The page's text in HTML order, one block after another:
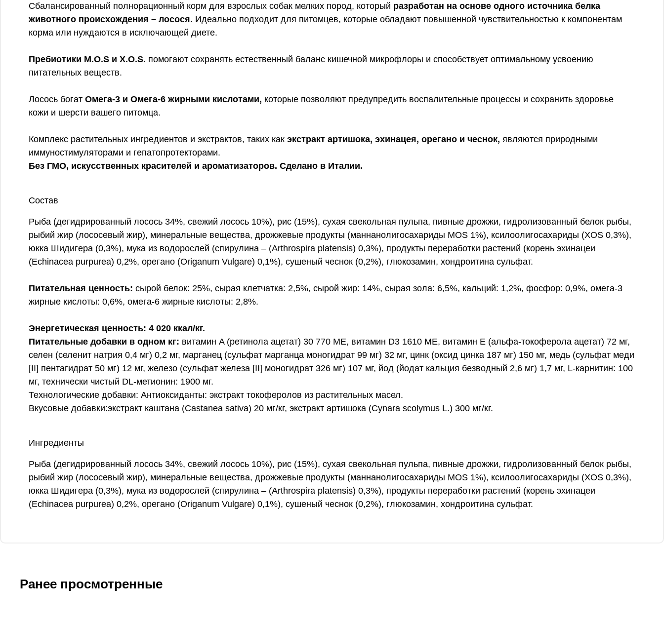
Сбалансированный полнорационный корм для взрослых собак мелких пород, который разработан на основе одного источника белка
животного происхождения – лосося. Идеально подходит для питомцев, которые обладают повышенной чувствительностью к компонентам
корма или нуждаются в исключающей диете.
Пребиотики М.О.S и X.O.S. помогают сохранять естественный баланс кишечной микрофлоры и способствует оптимальному усвоению
питательных веществ.
Лосось богат Омега-3 и Омега-6 жирными кислотами, которые позволяют предупредить воспалительные процессы и сохранить здоровье
кожи и шерсти вашего питомца.
Комплекс растительных ингредиентов и экстрактов, таких как экстракт артишока, эхинацея, орегано и чеснок, являются природными
иммуностимуляторами и гепатопротекторами.
Без ГМО, искусственных красителей и ароматизаторов. Сделано в Италии.
Состав
Рыба (дегидрированный лосось 34%, свежий лосось 10%), рис (15%), сухая свекольная пульпа, пивные дрожжи, гидролизованный белок рыбы,
рыбий жир (лососевый жир), минеральные вещества, дрожжевые продукты (маннанолигосахариды МОS 1%), ксилоолигосахариды (XOS 0,3%),
юкка Шидигера (0,3%), мука из водорослей (спирулина – (Arthrospira platensis) 0,3%), продукты переработки растений (корень эхинацеи
(Echinacea purpurea) 0,2%, орегано (Origanum Vulgare) 0,1%), сушеный чеснок (0,2%), глюкозамин, хондроитина сульфат.
Питательная ценность: сырой белок: 25%, сырая клетчатка: 2,5%, сырой жир: 14%, сырая зола: 6,5%, кальций: 1,2%, фосфор: 0,9%, омега-3
жирные кислоты: 0,6%, омега-6 жирные кислоты: 2,8%.
Энергетическая ценность: 4 020 ккал/кг.
Питательные добавки в одном кг: витамин A (ретинола ацетат) 30 770 МЕ, витамин D3 1610 МЕ, витамин Е (альфа-токоферола ацетат) 72 мг,
селен (селенит натрия 0,4 мг) 0,2 мг, марганец (сульфат марганца моногидрат 99 мг) 32 мг, цинк (оксид цинка 187 мг) 150 мг, медь (сульфат меди
[II] пентагидрат 50 мг) 12 мг, железо (сульфат железа [II] моногидрат 326 мг) 107 мг, йод (йодат кальция безводный 2,6 мг) 1,7 мг, L-карнитин: 100
мг, технически чистый DL-метионин: 1900 мг.
Технологические добавки: Антиоксиданты: экстракт токоферолов из растительных масел.
Вкусовые добавки:экстракт каштана (Castanea sativa) 20 мг/кг, экстракт артишока (Cynara scolymus L.) 300 мг/кг.
Ингредиенты
Рыба (дегидрированный лосось 34%, свежий лосось 10%), рис (15%), сухая свекольная пульпа, пивные дрожжи, гидролизованный белок рыбы,
рыбий жир (лососевый жир), минеральные вещества, дрожжевые продукты (маннанолигосахариды МОS 1%), ксилоолигосахариды (XOS 0,3%),
юкка Шидигера (0,3%), мука из водорослей (спирулина – (Arthrospira platensis) 0,3%), продукты переработки растений (корень эхинацеи
(Echinacea purpurea) 0,2%, орегано (Origanum Vulgare) 0,1%), сушеный чеснок (0,2%), глюкозамин, хондроитина сульфат.
Ранее просмотренные